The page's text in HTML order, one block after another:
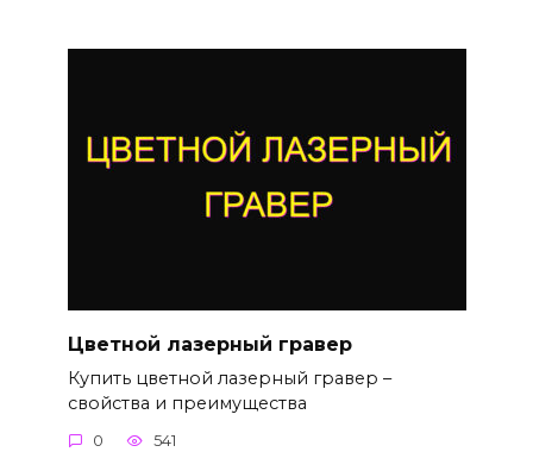
Цветной лазерный гравер
Купить цветной лазерный гравер –
свойства и преимущества
0 541